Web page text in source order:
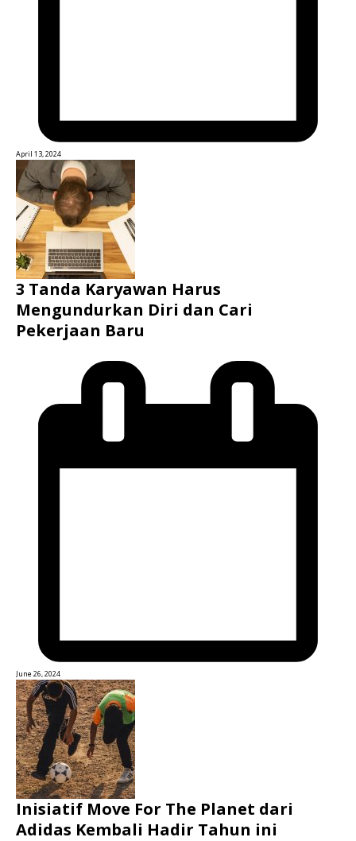
April 13, 2024
3 Tanda Karyawan Harus
Mengundurkan Diri dan Cari
Pekerjaan Baru
June 26, 2024
Inisiatif Move For The Planet dari
Adidas Kembali Hadir Tahun ini